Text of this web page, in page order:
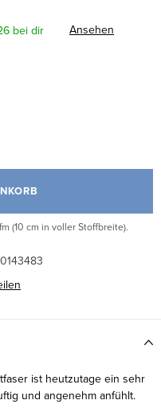
Ansehen
(10 cm in voller Stoffbreite).
0143483
ist heutzutage ein sehr
und angenehm anfühlt.